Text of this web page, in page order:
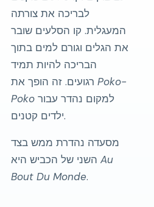
לבריכה את צורתה
המעגלית. קו הסלעים שובר
את הגלים וגורם למים בתוך
הבריכה להיות תמיד
Poko-
Pokoלמקום נהדר עבור
ילדים קטנים.
מסעדה נהדרת ממש בצד
Au
Bout Du Monde.